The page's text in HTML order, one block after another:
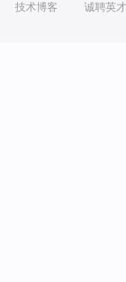
技术博客 诚聘英才